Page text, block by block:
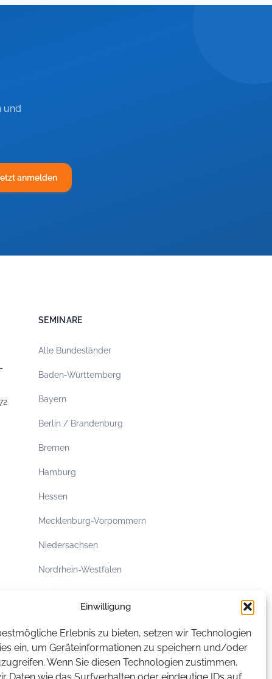
Einwilligung
Erlebnis zu bieten, setzen wir Technologien
ein, um Geräteinformationen zu speichern und/oder
Wenn Sie diesen Technologien zustimmen,
und
anmelden
SEMINARE
Alle Bundesländer
Baden-Württemberg
Bayern
Berlin / Brandenburg
Bremen
Hamburg
Hessen
Mecklenburg-Vorpommern
Niedersachsen
Nordrhein-Westfalen
Sachsen
Sachsen-Anhalt